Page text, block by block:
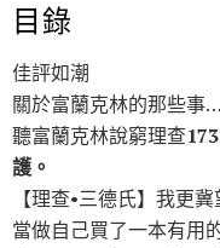
目錄
佳評如潮
關於富蘭克林的那些
聽富蘭克林說窮理查
護。
【理查•三德氏】我更
當做自己買了一本有用